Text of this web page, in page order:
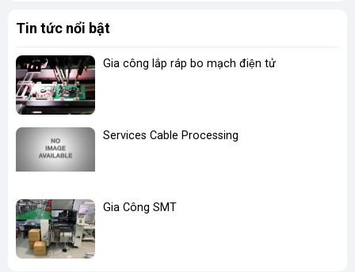
Tin tức nổi bật
Gia công lắp ráp bo mạch điện tử
Services Cable Processing
Gia Công SMT